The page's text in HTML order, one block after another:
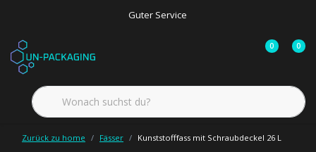
Guter Service
0 0
Zurück zu home Fässer Kunststofffass mit Schraubdeckel 26 L